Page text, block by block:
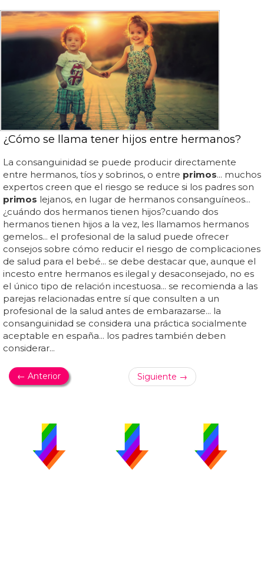
¿Cómo se llama tener hijos entre hermanos?
La consanguinidad se puede producir directamente
entre hermanos, tíos y sobrinos, o entre primos... muchos
expertos creen que el riesgo se reduce si los padres son
primos lejanos, en lugar de hermanos consanguíneos...
¿cuándo dos hermanos tienen hijos?cuando dos
hermanos tienen hijos a la vez, les llamamos hermanos
gemelos... el profesional de la salud puede ofrecer
consejos sobre cómo reducir el riesgo de complicaciones
de salud para el bebé... se debe destacar que, aunque el
incesto entre hermanos es ilegal y desaconsejado, no es
el único tipo de relación incestuosa... se recomienda a las
parejas relacionadas entre sí que consulten a un
profesional de la salud antes de embarazarse... la
consanguinidad se considera una práctica socialmente
aceptable en españa... los padres también deben
considerar...
← Anterior Siguiente →